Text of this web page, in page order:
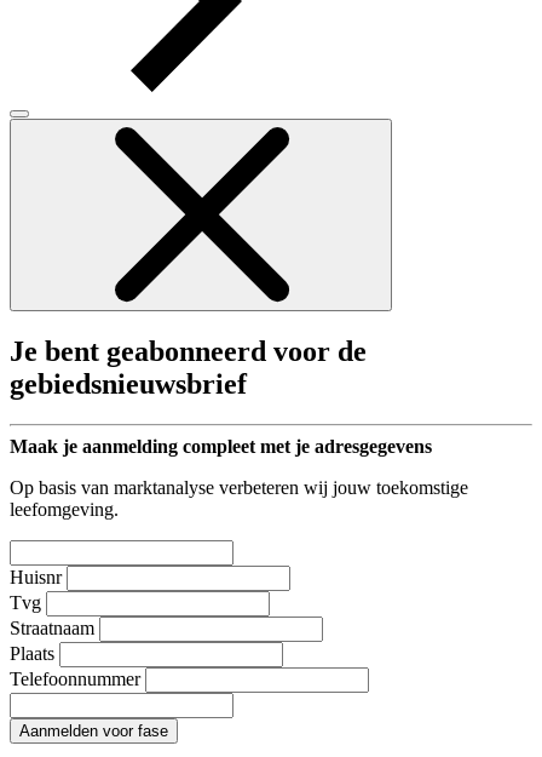
Je bent geabonneerd voor de
gebiedsnieuwsbrief
Maak je aanmelding compleet met je adresgegevens
Op basis van marktanalyse verbeteren wij jouw toekomstige
leefomgeving.
Huisnr
Tvg
Straatnaam
Plaats
Telefoonnummer
Aanmelden voor fase